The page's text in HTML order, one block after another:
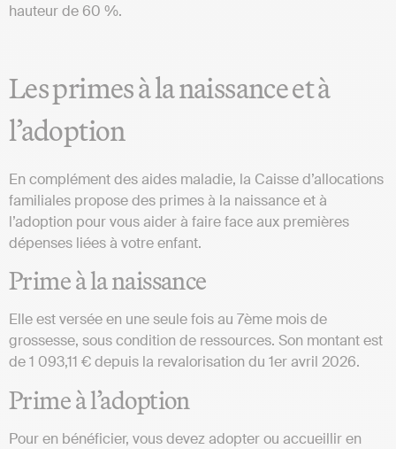
hauteur de 60 %.
Les primes à la naissance et à
l’adoption
En complément des aides maladie, la Caisse d’allocations
familiales propose des primes à la naissance et à
l’adoption pour vous aider à faire face aux premières
dépenses liées à votre enfant.
Prime à la naissance
Elle est versée en une seule fois au 7ème mois de
grossesse, sous condition de ressources. Son montant est
de 1 093,11 € depuis la revalorisation du 1er avril 2026.
Prime à l’adoption
Pour en bénéficier, vous devez adopter ou accueillir en